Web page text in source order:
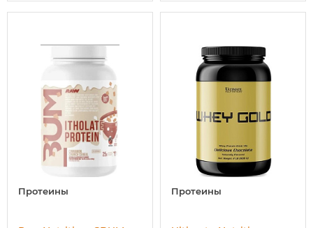
Протеины Протеины